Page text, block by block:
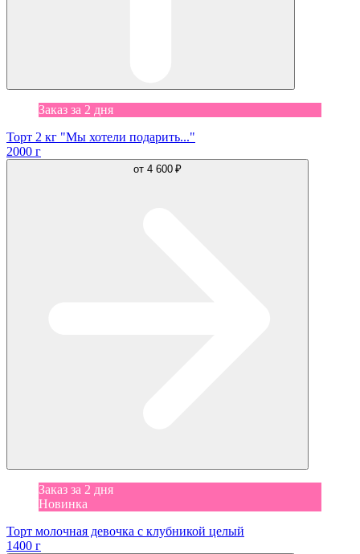
Заказ за 2 дня
Торт 2 кг "Мы хотели подарить..."
2000 г
от 4 600 ₽
Заказ за 2 дня
Новинка
Торт молочная девочка с клубникой целый
1400 г